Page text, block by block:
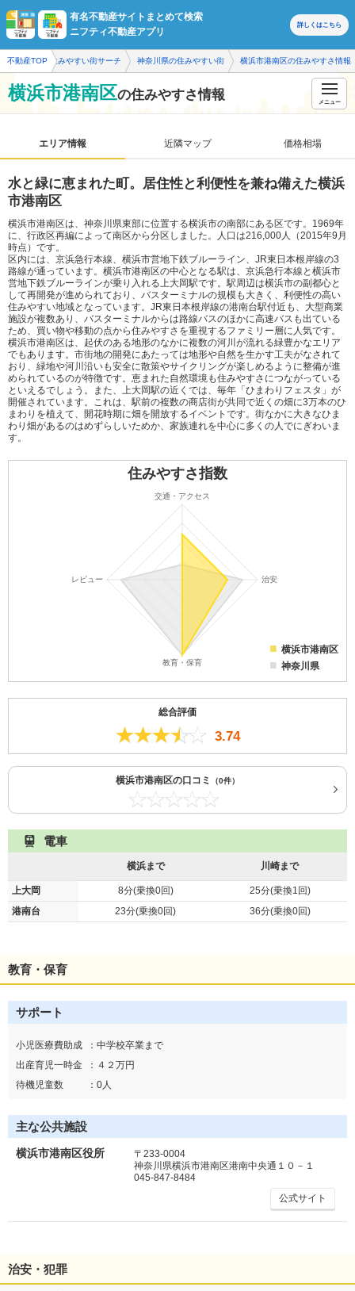
有名不動産サイトまとめて検索
ニフティ不動産アプリ
詳しくは こちら
不動産TOP 住みやすい街サーチ 神奈川県の住みやすい街 横浜市港南区の住みやすさ情報
横浜市港南区の住みやすさ情報 メニュー
エリア情報 近隣マップ 価格相場
水と緑に恵まれた町。居住性と利便性を兼ね備えた横浜
市港南区
横浜市港南区は、神奈川県東部に位置する横浜市の南部にある区です。1969年
に、行政区再編によって南区から分区しました。人口は216,000人（2015年9月
時点）です。
区内には、京浜急行本線、横浜市営地下鉄ブルーライン、JR東日本根岸線の3
路線が通っています。横浜市港南区の中心となる駅は、京浜急行本線と横浜市
営地下鉄ブルーラインが乗り入れる上大岡駅です。駅周辺は横浜市の副都心と
して再開発が進められており、バスターミナルの規模も大きく、利便性の高い
住みやすい地域となっています。JR東日本根岸線の港南台駅付近も、大型商業
施設が複数あり、バスターミナルからは路線バスのほかに高速バスも出ている
ため、買い物や移動の点から住みやすさを重視するファミリー層に人気です。
横浜市港南区は、起伏のある地形のなかに複数の河川が流れる緑豊かなエリア
でもあります。市街地の開発にあたっては地形や自然を生かす工夫がなされて
おり、緑地や河川沿いも安全に散策やサイクリングが楽しめるように整備が進
められているのが特徴です。恵まれた自然環境も住みやすさにつながっている
といえるでしょう。また、上大岡駅の近くでは、毎年「ひまわりフェスタ」が
開催されています。これは、駅前の複数の商店街が共同で近くの畑に3万本のひ
まわりを植えて、開花時期に畑を開放するイベントです。街なかに大きなひま
わり畑があるのはめずらしいためか、家族連れを中心に多くの人でにぎわいま
す。
住みやすさ指数
横浜市港南区
神奈川県
総合評価
3.74
横浜市港南区の口コミ （0件）
電車
横浜まで 川崎まで
上大岡 8分(乗換0回)
25分(乗換1回)
港南台
23分(乗換0回) 36分(乗換0回)
教育・保育
サポート
小児医療費助成 ： 中学校卒業まで
出産育児一時金
： ４２万円
待機児童数
： 0人
主な公共施設
横浜市港南区役所
〒233-0004
神奈川県横浜市港南区港南中央通１０－１
045-847-8484
公式サイト
治安・犯罪